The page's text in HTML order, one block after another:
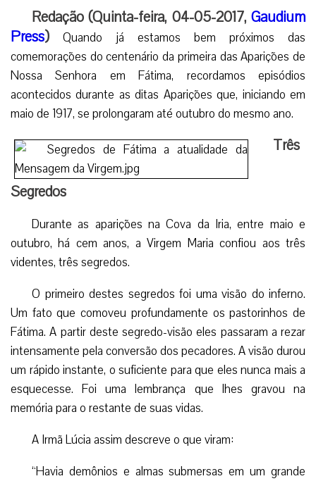
Redação (Quinta-feira, 04-05-2017, Gaudium
Press) Quando já estamos bem próximos das
comemorações do centenário da primeira das Aparições de
Nossa Senhora em Fátima, recordamos episódios
acontecidos durante as ditas Aparições que, iniciando em
maio de 1917, se prolongaram até outubro do mesmo ano.
Três
Segredos
Durante as aparições na Cova da Iria, entre maio e
outubro, há cem anos, a Virgem Maria confiou aos três
videntes, três segredos.
O primeiro destes segredos foi uma visão do inferno.
Um fato que comoveu profundamente os pastorinhos de
Fátima. A partir deste segredo-visão eles passaram a rezar
intensamente pela conversão dos pecadores. A visão durou
um rápido instante, o suficiente para que eles nunca mais a
esquecesse. Foi uma lembrança que lhes gravou na
memória para o restante de suas vidas.
A Irmã Lúcia assim descreve o que viram:
“Havia demônios e almas submersas em um grande